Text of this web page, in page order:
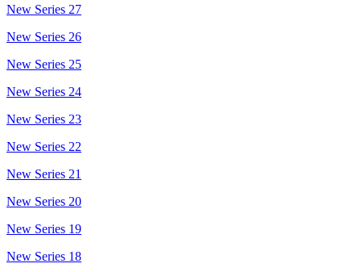
New Series 27
New Series 26
New Series 25
New Series 24
New Series 23
New Series 22
New Series 21
New Series 20
New Series 19
New Series 18